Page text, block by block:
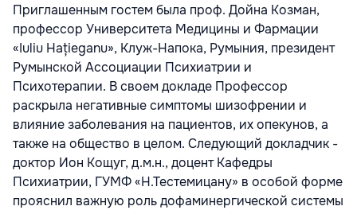
Приглашенным гостем была проф. Дойна Козман,
профессор Университета Медицины и Фармации
«Iuliu Hațieganu», Клуж-Напока, Румыния, президент
Румынской Ассоциации Психиатрии и
Психотерапии. В своем докладе Профессор
раскрыла негативные симптомы шизофрении и
влияние заболевания на пациентов, их опекунов, а
также на общество в целом. Следующий докладчик -
доктор Ион Кощуг, д.м.н., доцент Кафедры
Психиатрии, ГУМФ «Н.Тестемицану» в особой форме
прояснил важную роль дофаминергической системы